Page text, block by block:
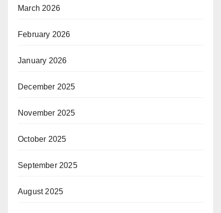
March 2026
February 2026
January 2026
December 2025
November 2025
October 2025
September 2025
August 2025